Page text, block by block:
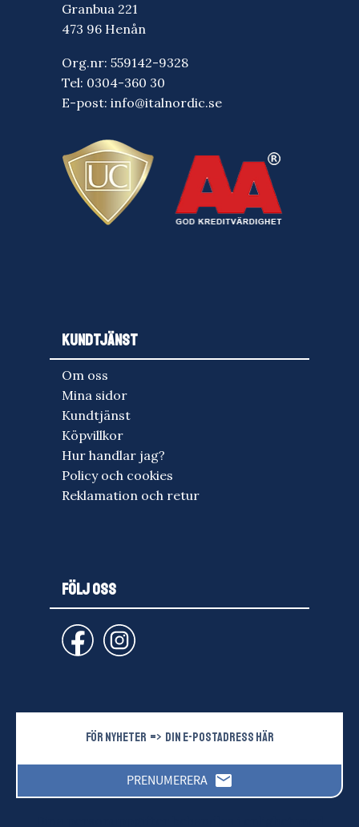
Granbua 221
473 96 Henån
Org.nr: 559142-9328
Tel: 0304-360 30
E-post: info@italnordic.se
KUNDTJÄNST
Om oss
Mina sidor
Kundtjänst
Köpvillkor
Hur handlar jag?
Policy och cookies
Reklamation och retur
FÖLJ OSS
PRENUMERERA email